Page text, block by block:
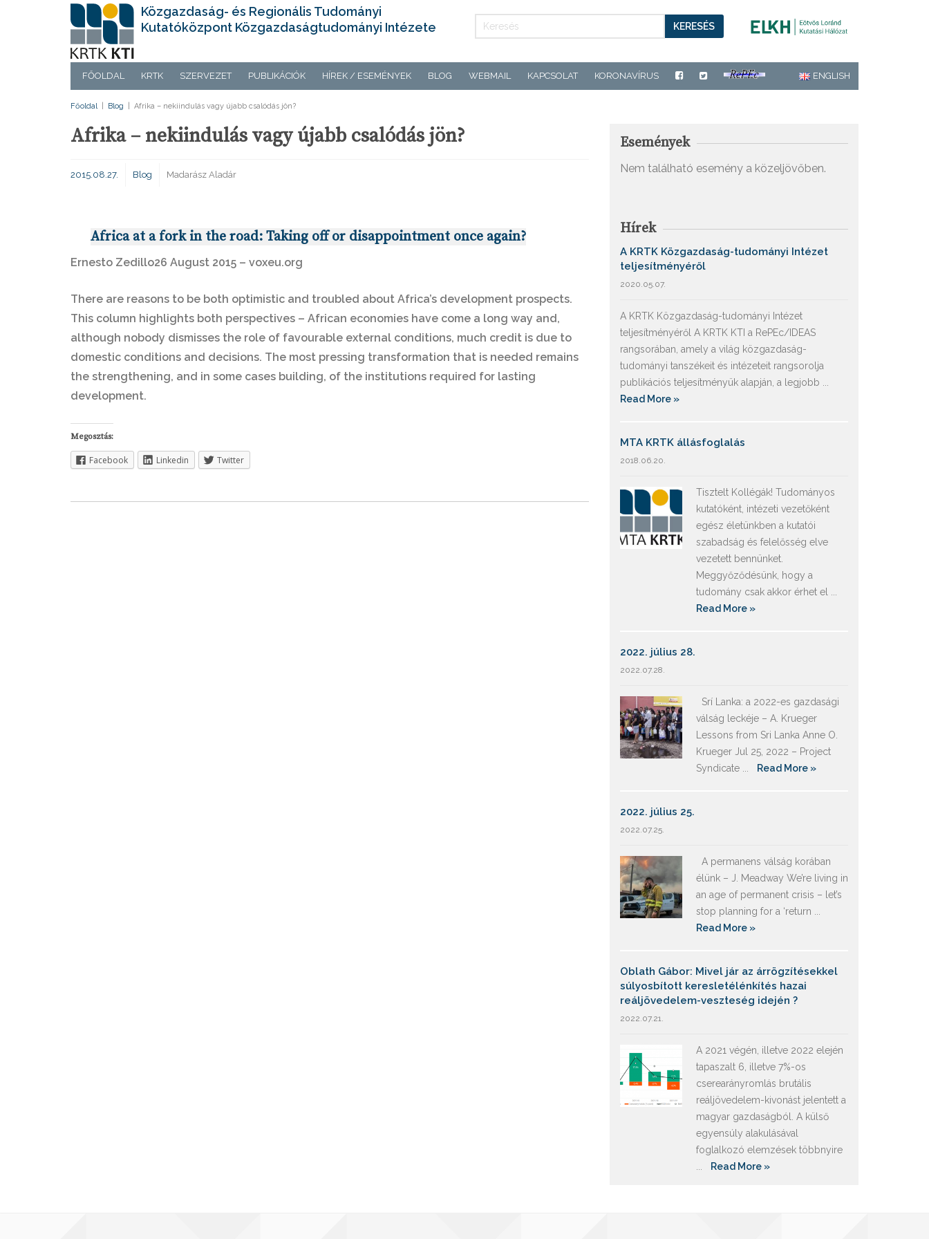
Közgazdaság- és Regionális Tudományi
Kutatóközpont Közgazdaságtudományi Intézete
KERESÉS
FŐOLDAL KRTK SZERVEZET PUBLIKÁCIÓK HÍREK / ESEMÉNYEK BLOG WEBMAIL KAPCSOLAT KORONAVÍRUS ENGLISH
Főoldal Blog Afrika – nekiindulás vagy újabb csalódás jön?
Afrika – nekiindulás vagy újabb csalódás jön?
2015.08.27. Blog Madarász Aladár
Africa at a fork in the road: Taking off or disappointment once again?
Ernesto Zedillo26 August 2015 – voxeu.org
There are reasons to be both optimistic and troubled about Africa’s development prospects.
This column highlights both perspectives – African economies have come a long way and,
although nobody dismisses the role of favourable external conditions, much credit is due to
domestic conditions and decisions. The most pressing transformation that is needed remains
the strengthening, and in some cases building, of the institutions required for lasting
development.
Megosztás:
Facebook Linkedin Twitter
Események
Nem található esemény a közeljövőben.
Hírek
A KRTK Közgazdaság-tudományi Intézet
teljesítményéről
2020.05.07.
A KRTK Közgazdaság-tudományi Intézet
teljesítményéről A KRTK KTI a RePEc/IDEAS
rangsorában, amely a világ közgazdaság-
tudományi tanszékeit és intézeteit rangsorolja
publikációs teljesítményük alapján, a legjobb ...
Read More »
MTA KRTK állásfoglalás
2018.06.20.
Tisztelt Kollégák! Tudományos
kutatóként, intézeti vezetőként
egész életünkben a kutatói
szabadság és felelősség elve
vezetett bennünket.
Meggyőződésünk, hogy a
tudomány csak akkor érhet el ...
Read More »
2022. július 28.
2022.07.28.
Srí Lanka: a 2022-es gazdasági
válság leckéje – A. Krueger
Lessons from Sri Lanka Anne O.
Krueger Jul 25, 2022 – Project
Syndicate ...
Read More »
2022. július 25.
2022.07.25.
A permanens válság korában
élünk – J. Meadway We’re living in
an age of permanent crisis – let’s
stop planning for a ‘return ...
Read More »
Oblath Gábor: Mivel jár az árrögzítésekkel
súlyosbított keresletélénkítés hazai
reáljövedelem-veszteség idején ?
2022.07.21.
A 2021 végén, illetve 2022 elején
tapaszalt 6, illetve 7%-os
cserearányromlás brutális
reáljövedelem-kivonást jelentett a
magyar gazdaságból. A külső
egyensúly alakulásával
foglalkozó elemzések többnyire
Read More »